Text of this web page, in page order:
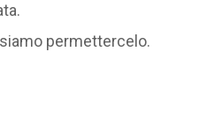
permettercelo.